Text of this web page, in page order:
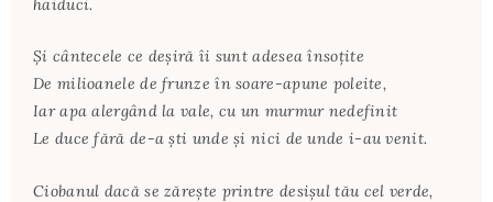
haiduci.
Şi cântecele ce deşiră îi sunt adesea însoţite
De milioanele de frunze în soare-apune poleite,
Iar apa alergând la vale, cu un murmur nedefinit
Le duce fără de-a şti unde şi nici de unde i-au venit.
Ciobanul dacă se zăreşte printre desişul tău cel verde,